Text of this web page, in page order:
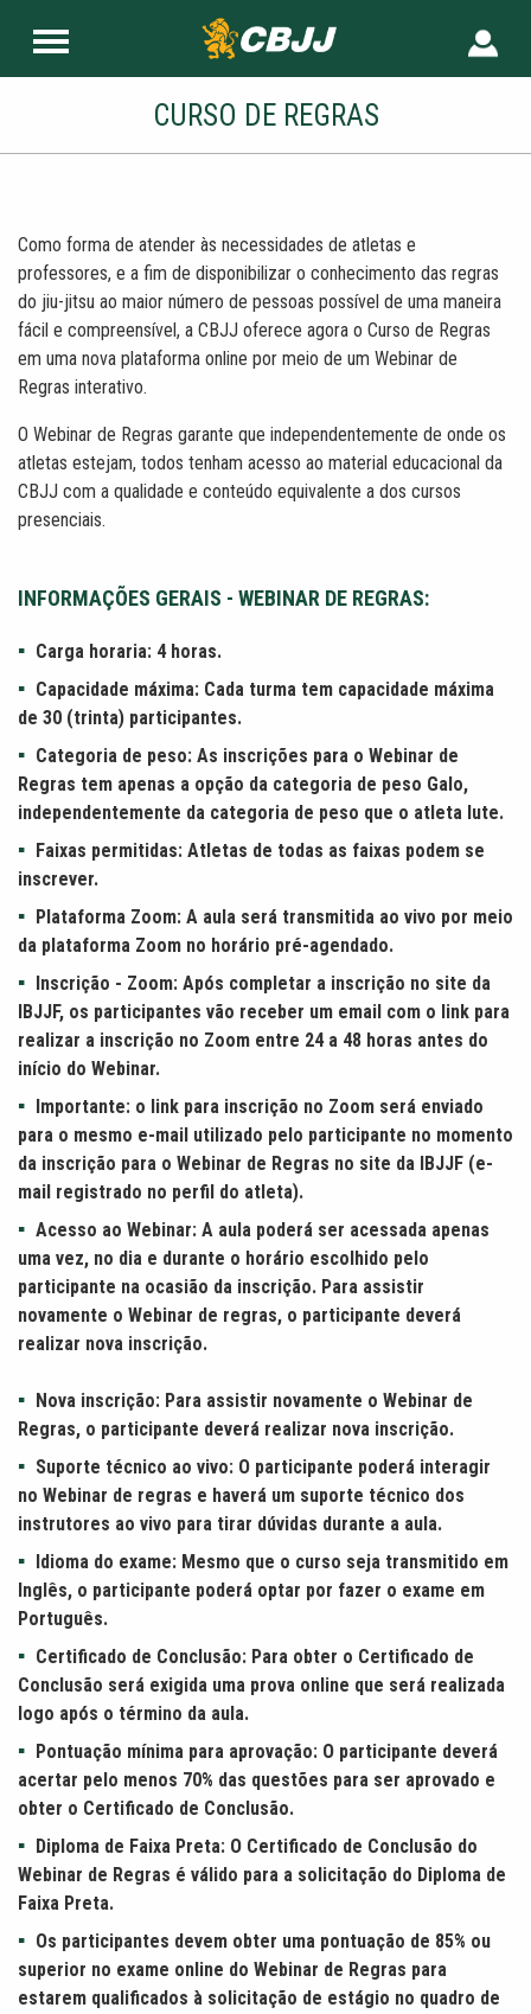
CURSO DE REGRAS
Como forma de atender às necessidades de atletas e
professores, e a fim de disponibilizar o conhecimento das regras
do jiu-jitsu ao maior número de pessoas possível de uma maneira
fácil e compreensível, a CBJJ oferece agora o Curso de Regras
em uma nova plataforma online por meio de um Webinar de
Regras interativo.
O Webinar de Regras garante que independentemente de onde os
atletas estejam, todos tenham acesso ao material educacional da
CBJJ com a qualidade e conteúdo equivalente a dos cursos
presenciais.
INFORMAÇÕES GERAIS - WEBINAR DE REGRAS:
Carga horaria: 4 horas.
Capacidade máxima: Cada turma tem capacidade máxima
de 30 (trinta) participantes.
Categoria de peso: As inscrições para o Webinar de
Regras tem apenas a opção da categoria de peso Galo,
independentemente da categoria de peso que o atleta lute.
Faixas permitidas: Atletas de todas as faixas podem se
inscrever.
Plataforma Zoom: A aula será transmitida ao vivo por meio
da plataforma Zoom no horário pré-agendado.
Inscrição - Zoom: Após completar a inscrição no site da
IBJJF, os participantes vão receber um email com o link para
realizar a inscrição no Zoom entre 24 a 48 horas antes do
início do Webinar.
Importante: o link para inscrição no Zoom será enviado
para o mesmo e-mail utilizado pelo participante no momento
da inscrição para o Webinar de Regras no site da IBJJF (e-
mail registrado no perfil do atleta).
Acesso ao Webinar: A aula poderá ser acessada apenas
uma vez, no dia e durante o horário escolhido pelo
participante na ocasião da inscrição. Para assistir
novamente o Webinar de regras, o participante deverá
realizar nova inscrição.
Nova inscrição: Para assistir novamente o Webinar de
Regras, o participante deverá realizar nova inscrição.
Suporte técnico ao vivo: O participante poderá interagir
no Webinar de regras e haverá um suporte técnico dos
instrutores ao vivo para tirar dúvidas durante a aula.
Idioma do exame: Mesmo que o curso seja transmitido em
Inglês, o participante poderá optar por fazer o exame em
Português.
Certificado de Conclusão: Para obter o Certificado de
Conclusão será exigida uma prova online que será realizada
logo após o término da aula.
Pontuação mínima para aprovação: O participante deverá
acertar pelo menos 70% das questões para ser aprovado e
obter o Certificado de Conclusão.
Diploma de Faixa Preta: O Certificado de Conclusão do
Webinar de Regras é válido para a solicitação do Diploma de
Faixa Preta.
Os participantes devem obter uma pontuação de 85% ou
superior no exame online do Webinar de Regras para
estarem qualificados à solicitação de estágio no quadro de